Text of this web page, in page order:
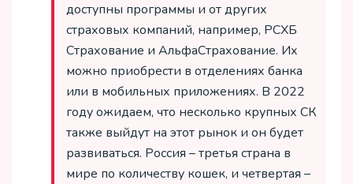
доступны программы и от других
страховых компаний, например, РСХБ
Страхование и АльфаСтрахование. Их
можно приобрести в отделениях банка
или в мобильных приложениях. В 2022
году ожидаем, что несколько крупных СК
также выйдут на этот рынок и он будет
развиваться. Россия – третья страна в
мире по количеству кошек, и четвертая –